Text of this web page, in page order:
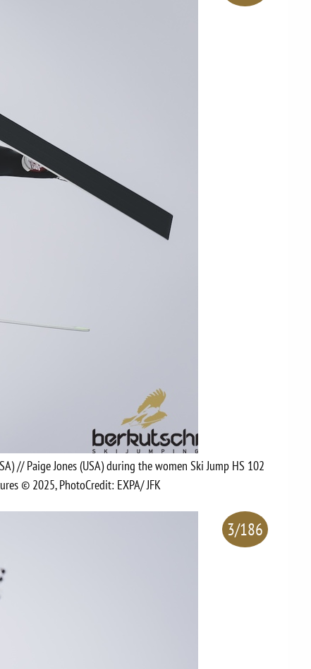
// Paige Jones (USA) during the women Ski Jump HS 102
© 2025, PhotoCredit: EXPA/ JFK
3/186